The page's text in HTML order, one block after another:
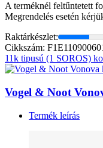
A terméknél feltűntetett
Megrendelés esetén
Raktárkészlet:
Cikkszám:
11k tipusú (1 SOROS)
Vogel & Noot
Termék leírás